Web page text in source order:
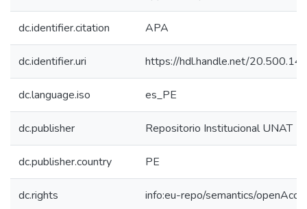
dc.identifier.citation APA
dc.identifier.uri https://hdl.handle.net/
dc.language.iso es_PE
dc.publisher Repositorio Institucional UNAT
dc.publisher.country PE
dc.rights info:eu-repo/semantics/